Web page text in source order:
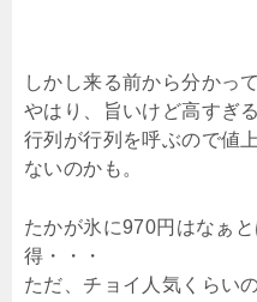
しかし来る前から分かっ
やはり、旨いけど高すぎ
行列が行列を呼ぶので値
ないのかも。
たかが氷に970円はなぁ
得・・・
ただ、チョイ人気くらい